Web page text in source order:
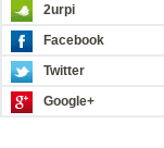
2urpi
Facebook
Twitter
Google+